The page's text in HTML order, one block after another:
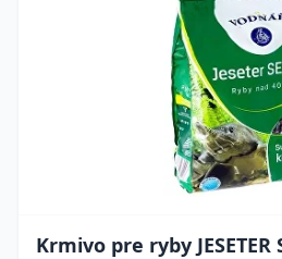
Krmivo pre ryby